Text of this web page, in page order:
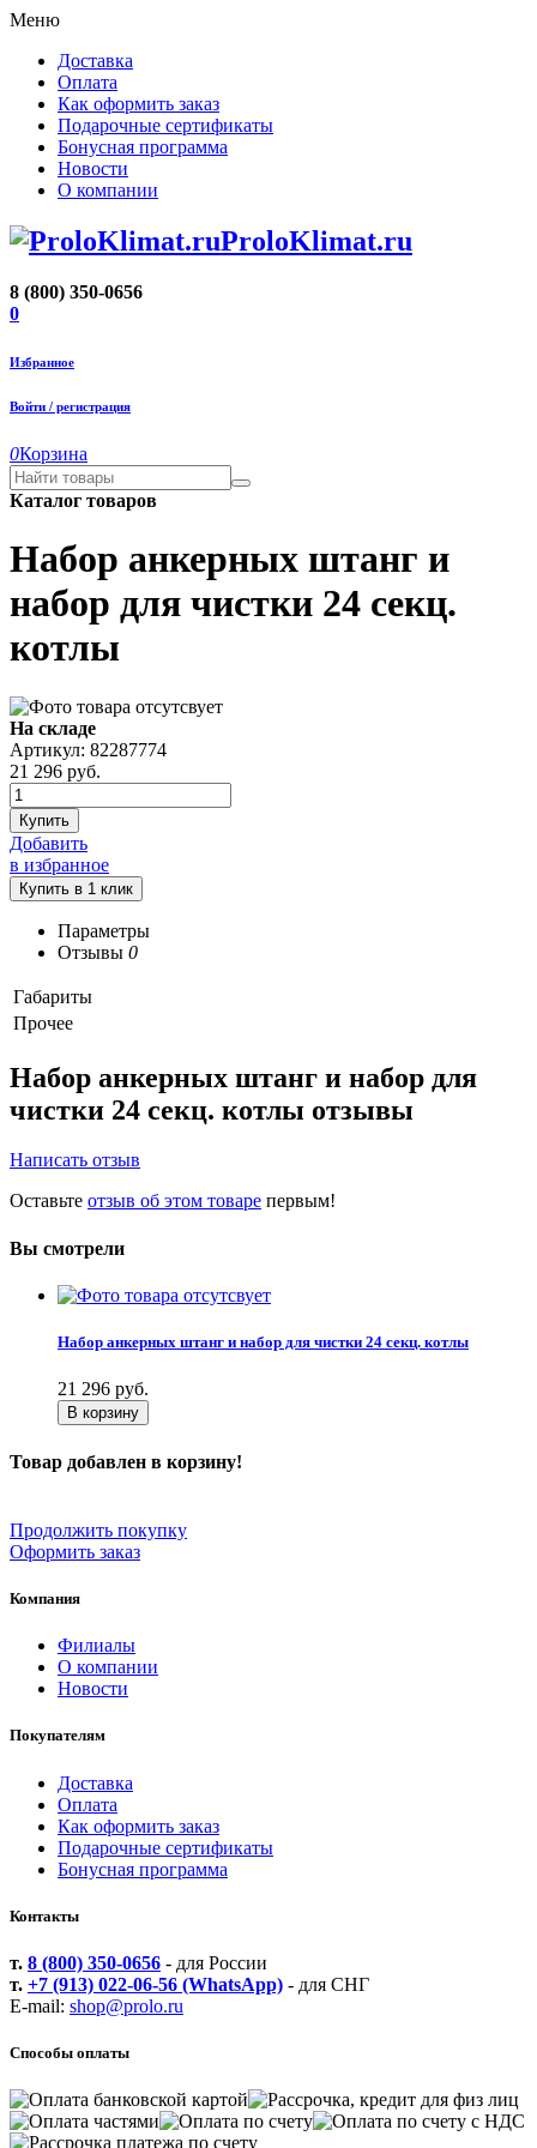
Меню
Доставка
Оплата
Как оформить заказ
Подарочные сертификаты
Бонусная программа
Новости
О компании
ProloKlimat.ru
8 (800) 350-0656
0
Избранное
Войти / регистрация
0Корзина
Каталог товаров
Набор анкерных штанг и
набор для чистки 24 секц.
котлы
На складе
Артикул: 82287774
21 296 руб.
Купить
Добавить
в избранное
Параметры
Отзывы 0
Габариты
Прочее
Набор анкерных штанг и набор для
чистки 24 секц. котлы отзывы
Написать отзыв
Оставьте отзыв об этом товаре первым!
Вы смотрели
Набор анкерных штанг и набор для чистки 24 секц. котлы
21 296 руб.
В корзину
Товар добавлен в корзину!
Продолжить покупку
Оформить заказ
Компания
Филиалы
О компании
Новости
Покупателям
Доставка
Оплата
Как оформить заказ
Подарочные сертификаты
Бонусная программа
Контакты
т. 8 (800) 350-0656 - для России
т. +7 (913) 022-06-56 (WhatsApp) - для СНГ
E-mail: shop@prolo.ru
Способы оплаты